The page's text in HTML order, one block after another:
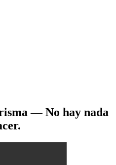
— No hay nada